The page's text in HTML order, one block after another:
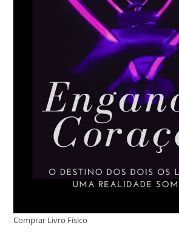
Comprar Livro Físico